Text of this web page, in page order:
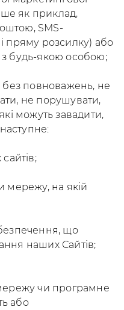
як приклад,
SMS-
пряму розсилку) або
з будь-якою особою;
без повноважень, не
не порушувати,
можуть завадити,
мережу, на якій
що
наших Сайтів;
чи програмне
або